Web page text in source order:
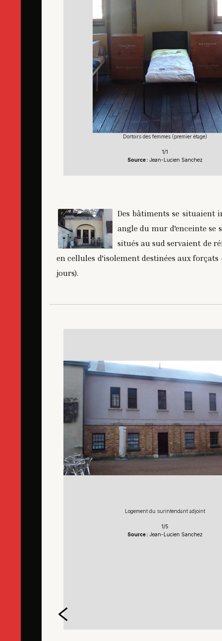
Dortoirs des femmes (premier étage)
1/1
Source : Jean-Lucien Sanchez
Des bâtiments se situaient
angle du mur d'enceinte se
situés au sud servaient de
en cellules d'isolement destinées aux
jours).
Logement du surintendant adjoint
1/5
Source : Jean-Lucien Sanchez